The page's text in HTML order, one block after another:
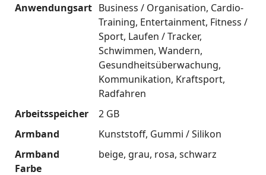
Anwendungsart Business / Organisation Cardio-
Training Entertainment Fitness /
Sport Laufen / Tracker
Schwimmen Wandern
Gesundheitsüberwachung
Kommunikation Kraftsport
Radfahren
Arbeitsspeicher
2 GB
Armband
Kunststoff Gummi / Silikon
Armband
Farbe
beige grau rosa schwarz